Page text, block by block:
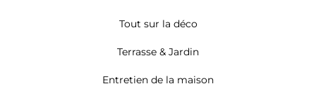
Tout sur la déco
Terrasse & Jardin
Entretien de la maison